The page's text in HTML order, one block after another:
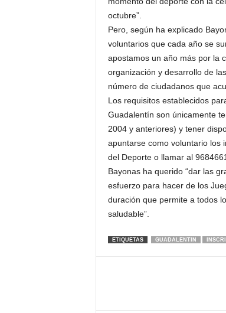
octubre”.
Pero, según ha explicado
voluntarios que cada año se
apostamos un año más por la
organización y desarrollo de
número de ciudadanos que
Los requisitos establecidos
Guadalentín son únicamente
2004 y anteriores) y tener
apuntarse como voluntario los
del Deporte o llamar al
Bayonas ha querido “dar las
esfuerzo para hacer de los
duración que permite a todos
saludable”.
ETIQUETAS GUADALENTIN